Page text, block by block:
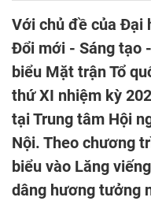
Với chủ đề của Đại
Đổi mới - Sáng tạo
biểu Mặt trận Tổ
thứ XI nhiệm kỳ
tại Trung tâm Hội
Nội. Theo chương
biểu vào Lăng
dâng hương tưởng